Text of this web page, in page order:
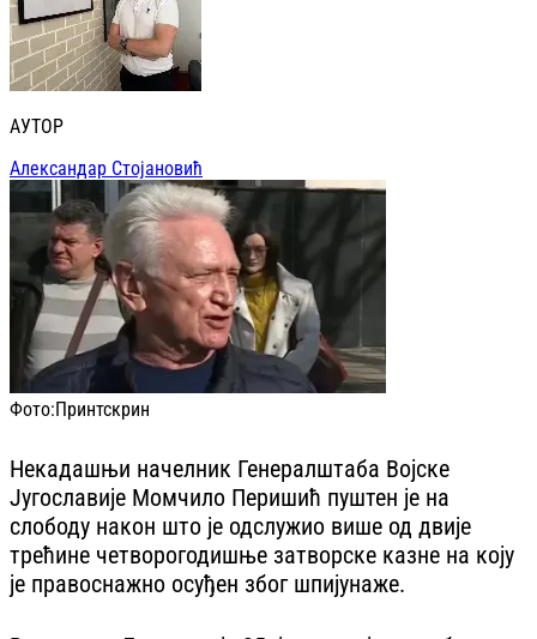
АУТОР
Александар Стојановић
Фото:Принтскрин
Некадашњи начелник Генералштаба Војске
Југославије Момчило Перишић пуштен је на
слободу након што је одслужио више од двије
трећине четворогодишње затворске казне на коју
је правоснажно осуђен због шпијунаже.